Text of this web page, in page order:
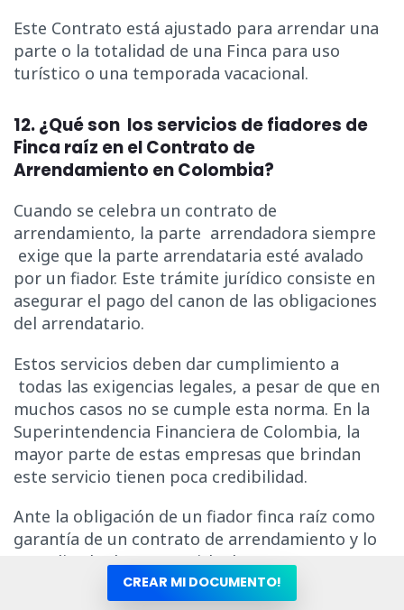
Este Contrato está ajustado para arrendar una
parte o la totalidad de una Finca para uso
turístico o una temporada vacacional.
12. ¿Qué son los servicios de fiadores de
Finca raíz en el Contrato de
Arrendamiento en Colombia?
Cuando se celebra un contrato de
arrendamiento, la parte arrendadora siempre
exige que la parte arrendataria esté avalado
por un fiador. Este trámite jurídico consiste en
asegurar el pago del canon de las obligaciones
del arrendatario.
Estos servicios deben dar cumplimiento a
todas las exigencias legales, a pesar de que en
muchos casos no se cumple esta norma. En la
Superintendencia Financiera de Colombia, la
mayor parte de estas empresas que brindan
este servicio tienen poca credibilidad.
Ante la obligación de un fiador finca raíz como
garantía de un contrato de arrendamiento y lo
complicado de conseguirlo, buscan a personas
o empresas que ofrezcan el servicio.
CREAR MI DOCUMENTO!